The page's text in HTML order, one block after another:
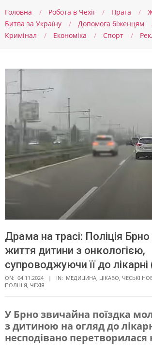
Головна Робота в Чехії Прага
Битва за Україну
Допомога біженцям
Кримінал
Економіка Спорт
Драма на трасі: Поліція Брно
життя дитини з онкологією,
супроводжуючи її до
ON: 04.11.2024 IN: МЕДИЦИНА, ЦІКАВО, ЧЕСЬКІ
ПОЛІЦІЯ, ЧЕХІЯ
Д
р
У Брно звичайна поїздка
з дитиною на огляд до
несподівано